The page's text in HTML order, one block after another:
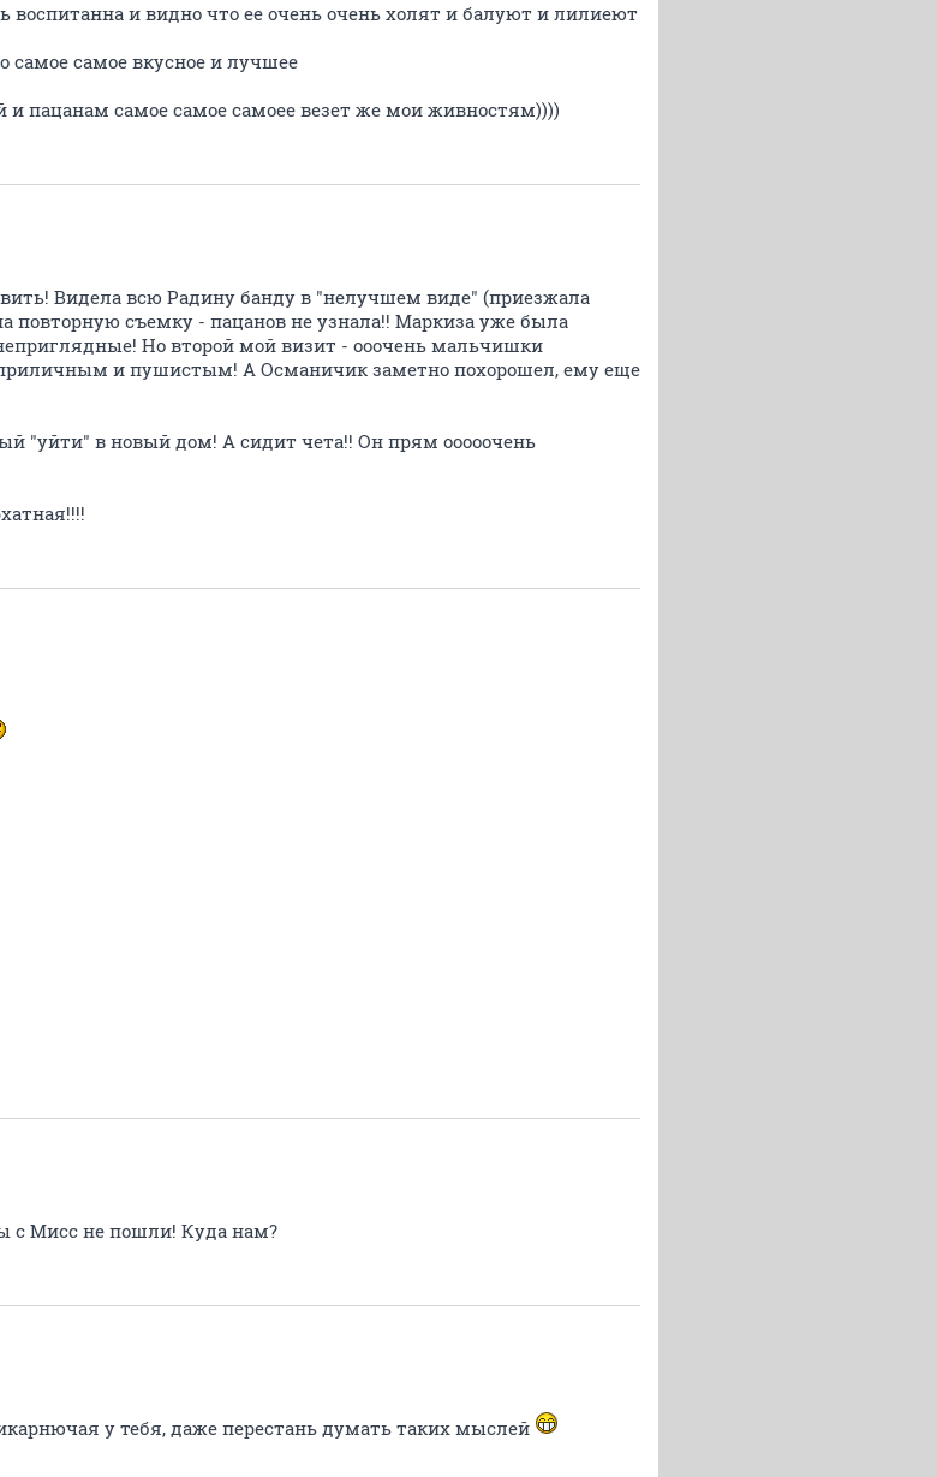
воспитанна и видно что ее очень очень холят и балуют и лилиеют
самое самое вкусное и лучшее
и пацанам самое самое самоее везет же мои живностям))))
Видела всю Радину банду в "нелучшем виде" (приезжала
повторную съемку - пацанов не узнала!! Маркиза уже была
Но второй мой визит - ооочень мальчишки
и пушистым! А Османичик заметно похорошел, ему еще
"уйти" в новый дом! А сидит чета!! Он прям ооооочень
с Мисс не пошли! Куда нам?
у тебя, даже перестань думать таких мыслей